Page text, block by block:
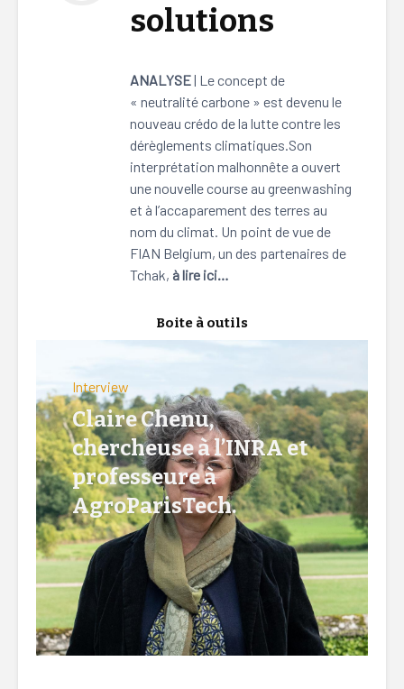
solutions
ANALYSE| Le concept de
« neutralité carbone » est devenu le
nouveau crédo de la lutte contre les
dérèglements climatiques.Son
interprétation malhonnête a ouvert
une nouvelle course au greenwashing
et à l’accaparement des terres au
nom du climat. Un point de vue de
FIAN Belgium, un des partenaires de
Tchak, à lire ici…
Boite à outils
Interview
Claire Chenu,
chercheuse à l’INRA et
professeure à
AgroParisTech.
Lire la suite ici…